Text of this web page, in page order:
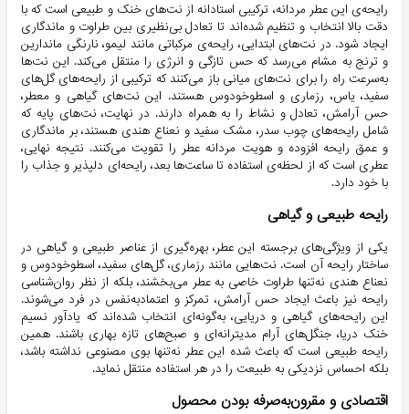
رایحه‌ی این عطر مردانه، ترکیبی استادانه از نت‌های خنک و طبیعی است که با
دقت بالا انتخاب و تنظیم شده‌اند تا تعادل بی‌نظیری بین طراوت و ماندگاری
ایجاد شود. در نت‌های ابتدایی، رایحه‌ی مرکباتی مانند لیمو، نارنگی ماندارین
و ترنج به مشام می‌رسد که حس تازگی و انرژی را منتقل می‌کند. این نت‌ها
به‌سرعت راه را برای نت‌های میانی باز می‌کنند که ترکیبی از رایحه‌های گل‌های
سفید، یاس، رزماری و اسطوخودوس هستند. این نت‌های گیاهی و معطر،
حس آرامش، تعادل و نشاط را به همراه دارند. در نهایت، نت‌های پایه که
شامل رایحه‌های چوب سدر، مشک سفید و نعناع هندی هستند، بر ماندگاری
و عمق رایحه افزوده و هویت مردانه عطر را تقویت می‌کنند. نتیجه نهایی،
عطری است که از لحظه‌ی استفاده تا ساعت‌ها بعد، رایحه‌ای دلپذیر و جذاب را
با خود دارد.
رایحه طبیعی و گیاهی
یکی از ویژگی‌های برجسته این عطر، بهره‌گیری از عناصر طبیعی و گیاهی در
ساختار رایحه آن است. نت‌هایی مانند رزماری، گل‌های سفید، اسطوخودوس و
نعناع هندی نه‌تنها طراوت خاصی به عطر می‌بخشند، بلکه از نظر روان‌شناسی
رایحه نیز باعث ایجاد حس آرامش، تمرکز و اعتماد‌به‌نفس در فرد می‌شوند.
این رایحه‌های گیاهی و دریایی، به‌گونه‌ای انتخاب شده‌اند که یادآور نسیم
خنک دریا، جنگل‌های آرام مدیترانه‌ای و صبح‌های تازه بهاری باشند. همین
رایحه طبیعی است که باعث شده این عطر نه‌تنها بوی مصنوعی نداشته باشد،
بلکه احساس نزدیکی به طبیعت را در هر استفاده منتقل نماید.
اقتصادی و مقرون‌به‌صرفه بودن محصول